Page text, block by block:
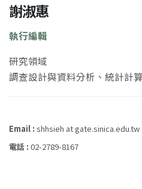
謝淑惠
執行編輯
研究領域
調查設計與資料分析、統計計
Email : shhsieh at gate.sinica.edu.tw
電話 : 02-2789-8167